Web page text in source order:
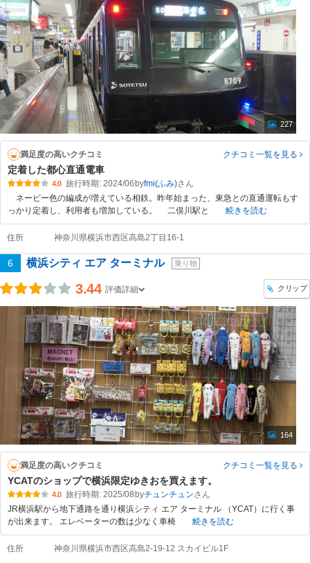
227
満足度の高いクチコミ クチコミ一覧を見る
定着した都心直通電車
4.0 旅行時期: 2024/06 byfmi(ふみ)
ネービー色の編成が増えている相鉄。昨年始まった、東急との直通運転もす
っかり定着し、利用者も増加している。 二俣川駅と
続きを読む
住所 神奈川県横浜市西区高島2丁目16-1
6 横浜シティ エア ターミナル 乗り物
3.44 評価詳細 クリップ
164
満足度の高いクチコミ クチコミ一覧を見る
YCATのショップで横浜限定ゆきおを買えます。
4.0 旅行時期: 2025/08 byチュンチュン
JR横浜駅から地下通路を通り横浜シティ エア ターミナル （YCAT）に行く事
が出来ます。 エレベーターの数は少なく車椅
続きを読む
住所 神奈川県横浜市西区高島2-19-12 スカイビル1F